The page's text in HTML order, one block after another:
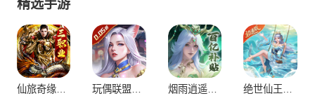
精选手游
仙旅奇缘（经典传奇三职业）
烟雨逍遥（5折30倍返利版）